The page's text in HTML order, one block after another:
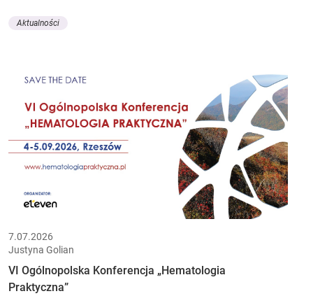
Aktualności
7.07.2026
Justyna Golian
VI Ogólnopolska Konferencja „Hematologia
Praktyczna”